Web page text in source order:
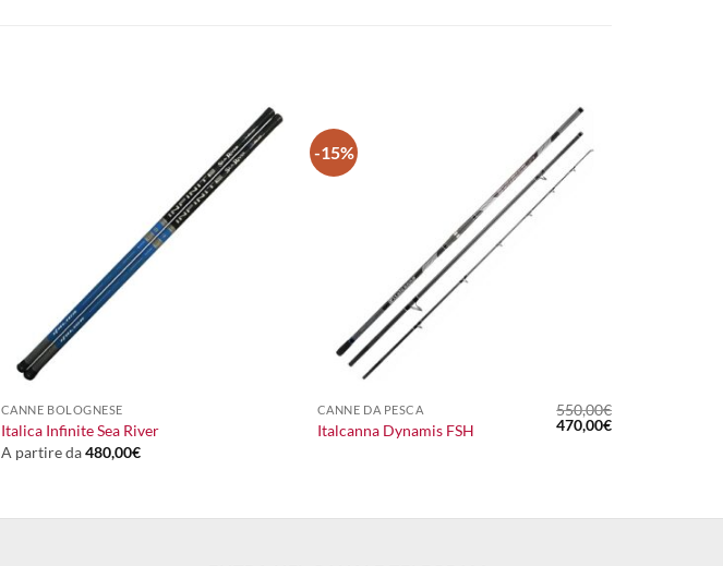
+
CANNE BOLOGNESE
Italica Infinite Sea River
A partire da480,00€
-15%
+
CANNE DA PESCA
Italcanna Dynamis FSH
550,00€
Il
prezzo
470,00€Il